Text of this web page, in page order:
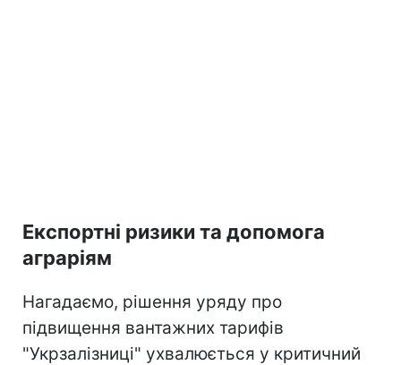
Експортні ризики та допомога
аграріям
Нагадаємо, рішення уряду про
підвищення вантажних тарифів
"Укрзалізниці" ухвалюється у критичний